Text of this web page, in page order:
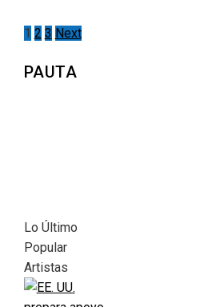
1 2 3 Next
PAUTA
Lo Último
Popular
Artistas